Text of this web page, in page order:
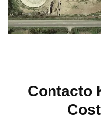
Contacto